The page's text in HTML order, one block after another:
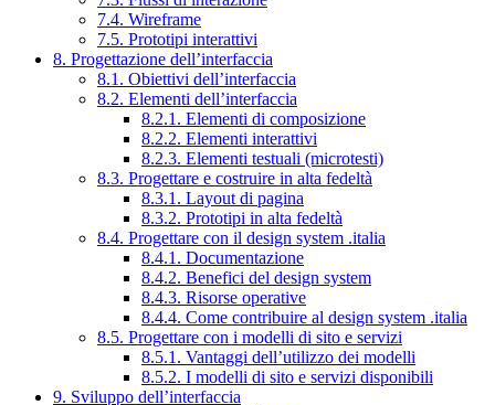
7.4. Wireframe
7.5. Prototipi interattivi
8. Progettazione dell’interfaccia
8.1. Obiettivi dell’interfaccia
8.2. Elementi dell’interfaccia
8.2.1. Elementi di composizione
8.2.2. Elementi interattivi
8.2.3. Elementi testuali (microtesti)
8.3. Progettare e costruire in alta fedeltà
8.3.1. Layout di pagina
8.3.2. Prototipi in alta fedeltà
8.4. Progettare con il design system .italia
8.4.1. Documentazione
8.4.2. Benefici del design system
8.4.3. Risorse operative
8.4.4. Come contribuire al design system .italia
8.5. Progettare con i modelli di sito e servizi
8.5.1. Vantaggi dell’utilizzo dei modelli
8.5.2. I modelli di sito e servizi disponibili
9. Sviluppo dell’interfaccia